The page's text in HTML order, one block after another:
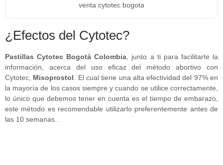
venta cytotec bogota
¿Efectos del Cytotec?
Pastillas Cytotec Bogotá Colombia , junto a ti para facilitarte la
información, acerca del uso eficaz del método abortivo con
Cytotec, Misoprostol . El cual tiene una alta efectividad del 97% en
la mayoría de los casos siempre y cuando se utilice correctamente,
lo único que debemos tener en cuenta es el tiempo de embarazo,
este método es recomendable utilizarlo preferentemente antes de
las 10 semanas .